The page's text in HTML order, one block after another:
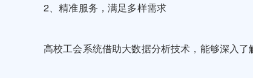
2、精准服务，满足多样需求
高校工会系统借助大数据分析技术，能够深入